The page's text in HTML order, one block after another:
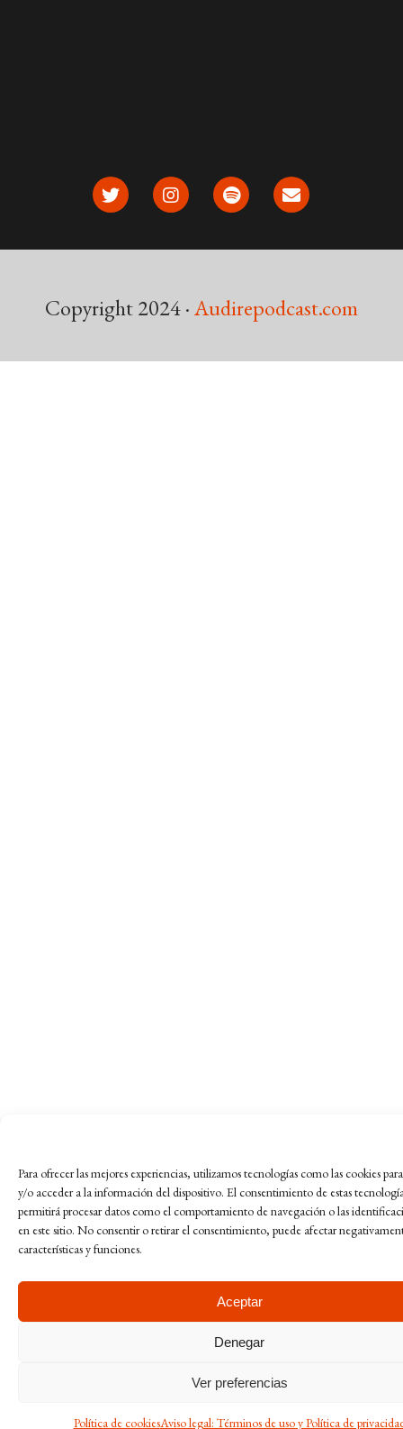
Para ofrecer las mejores experiencias, utilizamos tecnologías como las cookies
y/o acceder a la información del dispositivo. El consentimiento de estas
permitirá procesar datos como el comportamiento de navegación o las
en este sitio. No consentir o retirar el consentimiento, puede afectar
características y funciones.
Aceptar
Denegar
Ver preferencias
Política de cookiesAviso legal: Términos de uso y Política de
Copyright 2024 ·Audirepodcast.com